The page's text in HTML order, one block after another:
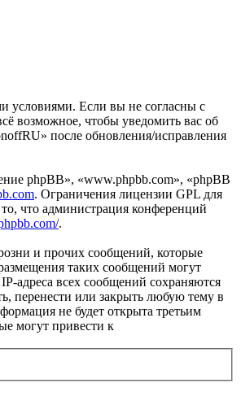
условиями. Если вы не согласны с
возможное, чтобы уведомить вас об
после обновления/исправления
phpBB», «www.phpbb.com», «phpBB
. Ограничения лицензии GPL для
что администрация конференций
.
и прочих сообщений, которые
таких сообщений могут
адреса всех сообщений сохраняются
перенести или закрыть любую тему в
не будет открыта третьим
могут привести к